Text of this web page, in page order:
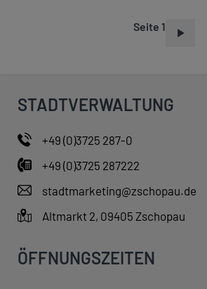
Seite 1
STADTVERWALTUNG
+49 (0)3725 287-0
+49 (0)3725 287222
stadtmarketing@zschopau.de
Altmarkt 2, 09405 Zschopau
ÖFFNUNGSZEITEN